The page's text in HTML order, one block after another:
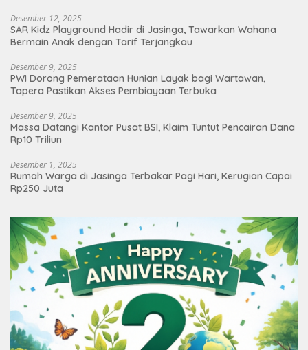
Desember 12, 2025
SAR Kidz Playground Hadir di Jasinga, Tawarkan Wahana
Bermain Anak dengan Tarif Terjangkau
Desember 9, 2025
PWI Dorong Pemerataan Hunian Layak bagi Wartawan,
Tapera Pastikan Akses Pembiayaan Terbuka
Desember 9, 2025
Massa Datangi Kantor Pusat BSI, Klaim Tuntut Pencairan Dana
Rp10 Triliun
Desember 1, 2025
Rumah Warga di Jasinga Terbakar Pagi Hari, Kerugian Capai
Rp250 Juta